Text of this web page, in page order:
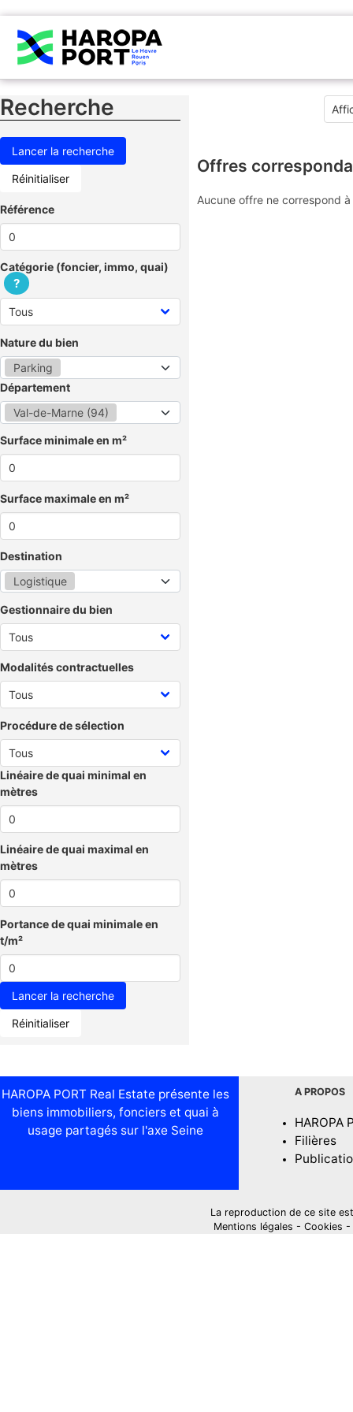
Recherche
Réinitialiser
Référence
Catégorie (foncier, immo, quai)
?
Nature du bien
Parking
Département
Val-de-Marne (94)
Surface minimale en m²
Surface maximale en m²
Destination
Logistique
Gestionnaire du bien
Modalités contractuelles
Procédure de sélection
Linéaire de quai minimal en
mètres
Linéaire de quai maximal en
mètres
Portance de quai minimale en
t/m²
Réinitialiser
Offres
Aucune offre ne correspond
HAROPA PORT Real Estate présente les
biens immobiliers, fonciers et quai à
usage partagés sur l'axe Seine
A PROPOS
HAROPA
Filières
La reproduction de ce site
Mentions légales - Cookies -